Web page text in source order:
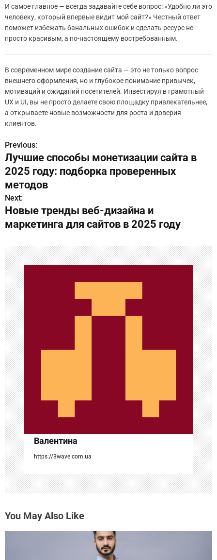
И самое главное — всегда задавайте себе вопрос: «Удобно ли это
человеку, который впервые видит мой сайт?» Честный ответ
поможет избежать банальных ошибок и сделать ресурс не
просто красивым, а по-настоящему востребованным.
В современном мире создание сайта — это не только вопрос
внешнего оформления, но и глубокое понимание привычек,
мотиваций и ожиданий посетителей. Инвестируя в грамотный
UX и UI, вы не просто делаете свою площадку привлекательнее,
а открываете новые возможности для роста и доверия
клиентов.
Н
а
в
и
г
ц
и
я
п
о
з
а
п
и
с
я
м
Previous:
Лучшие способы монетизации сайта в
2025 году: подборка проверенных
методов
Next:
Новые тренды веб-дизайна и
маркетинга для сайтов в 2025 году
Валентина
https://3wave.com.ua
You May Also Like